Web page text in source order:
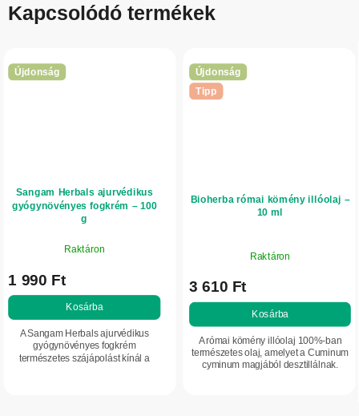
Kapcsolódó termékek
Újdonság
Sangam Herbals ajurvédikus
gyógynövényes fogkrém – 100
g
Raktáron
1 990 Ft
Kosárba
A Sangam Herbals ajurvédikus
gyógynövényes fogkrém
természetes szájápolást kínál a
Újdonság
Tipp
Bioherba római kömény illóolaj –
10 ml
Raktáron
3 610 Ft
Kosárba
A római kömény illóolaj 100%-ban
természetes olaj, amelyet a Cuminum
cyminum magjából desztillálnak.